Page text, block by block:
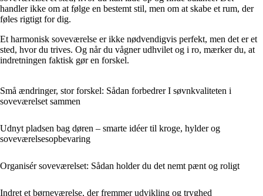
handler ikke om at følge en bestemt stil, men om at skabe et rum, der
føles rigtigt for dig.
Et harmonisk soveværelse er ikke nødvendigvis perfekt, men det er et
sted, hvor du trives. Og når du vågner udhvilet og i ro, mærker du, at
indretningen faktisk gør en forskel.
Små ændringer, stor forskel: Sådan forbedrer I søvnkvaliteten i
soveværelset sammen
Udnyt pladsen bag døren – smarte idéer til kroge, hylder og
soveværelsesopbevaring
Organisér soveværelset: Sådan holder du det nemt pænt og roligt
Indret et børneværelse, der fremmer udvikling og tryghed